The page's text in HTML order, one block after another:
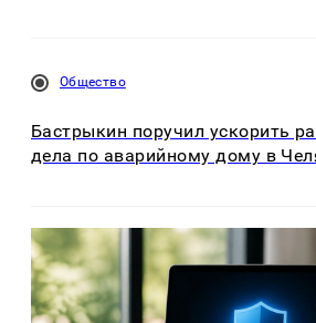
Общество
Бастрыкин поручил ускорить
дела по аварийному дому в